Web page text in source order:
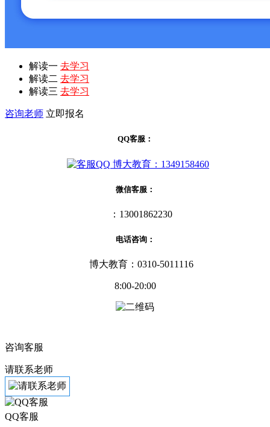
解读一 去学习
解读二 去学习
解读三 去学习
咨询老师 立即报名
QQ客服：
博大教育：1349158460
微信客服：
：13001862230
电话咨询：
博大教育：0310-5011116
8:00-20:00
咨询客服
请联系老师
QQ客服